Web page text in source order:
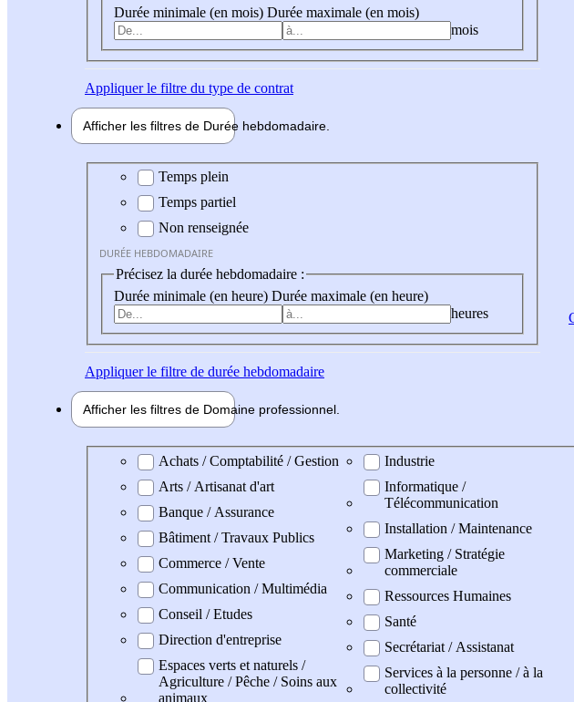
Durée minimale (en mois) Durée maximale (en mois)
mois
Appliquerle filtre du type de contrat
Afficher les filtres de Durée hebdomadaire
Durée hebdomadaire
Temps plein
Temps partiel
Non renseignée
DURÉE HEBDOMADAIRE
Précisez la durée hebdomadaire :
Durée minimale (en heure) Durée maximale (en heure)
heures
Appliquerle filtre de durée hebdomadaire
Afficher les filtres de Domaine professionnel
Domaine professionel
Achats / Comptabilité / Gestion
Arts / Artisanat d'art
Banque / Assurance
Bâtiment / Travaux Publics
Commerce / Vente
Communication / Multimédia
Conseil / Etudes
Direction d'entreprise
Espaces verts et naturels /
Agriculture / Pêche / Soins aux
animaux
Industrie
Informatique /
Télécommunication
Installation / Maintenance
Marketing / Stratégie
commerciale
Ressources Humaines
Santé
Secrétariat / Assistanat
Services à la personne / à la
collectivité